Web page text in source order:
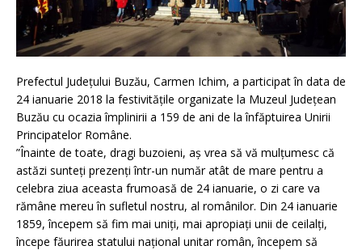
Prefectul Județului Buzău, Carmen Ichim, a participat în data de
24 ianuarie 2018 la festivitățile organizate la Muzeul Județean
Buzău cu ocazia împlinirii a 159 de ani de la înfăptuirea Unirii
Principatelor Române.
”Înainte de toate, dragi buzoieni, aș vrea să vă mulțumesc că
astăzi sunteți prezenți într-un număr atât de mare pentru a
celebra ziua aceasta frumoasă de 24 ianuarie, o zi care va
rămâne mereu în sufletul nostru, al românilor. Din 24 ianuarie
1859, începem să fim mai uniți, mai apropiați unii de ceilalți,
începe făurirea statului național unitar român, începem să